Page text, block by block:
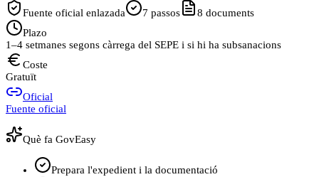
Fuente oficial enlazada
7 passos 8 documents
Plazo
1–4 setmanes segons càrrega del SEPE i si hi ha subsanacions
Coste
Gratuït
Oficial
Fuente oficial
Què fa GovEasy
Prepara l'expedient i la documentació